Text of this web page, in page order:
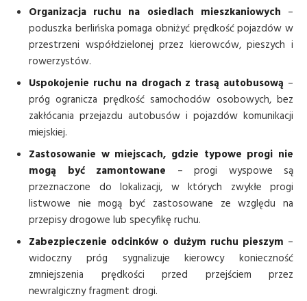
Organizacja ruchu na osiedlach mieszkaniowych –
poduszka berlińska pomaga obniżyć prędkość pojazdów w
przestrzeni współdzielonej przez kierowców, pieszych i
rowerzystów.
Uspokojenie ruchu na drogach z trasą autobusową –
próg ogranicza prędkość samochodów osobowych, bez
zakłócania przejazdu autobusów i pojazdów komunikacji
miejskiej.
Zastosowanie w miejscach, gdzie typowe progi nie
mogą być zamontowane – progi wyspowe są
przeznaczone do lokalizacji, w których zwykłe progi
listwowe nie mogą być zastosowane ze względu na
przepisy drogowe lub specyfikę ruchu.
Zabezpieczenie odcinków o dużym ruchu pieszym –
widoczny próg sygnalizuje kierowcy konieczność
zmniejszenia prędkości przed przejściem przez
newralgiczny fragment drogi.